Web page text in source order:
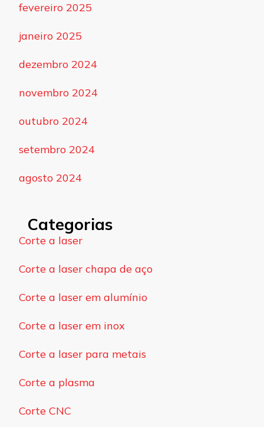
fevereiro 2025
janeiro 2025
dezembro 2024
novembro 2024
outubro 2024
setembro 2024
agosto 2024
Categorias
Corte a laser
Corte a laser chapa de aço
Corte a laser em alumínio
Corte a laser em inox
Corte a laser para metais
Corte a plasma
Corte CNC